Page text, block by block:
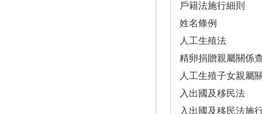
戶籍法施行細則
姓名條例
人工生殖法
精卵捐贈親屬關係
人工生殖子女親屬
入出國及移民法
入出國及移民法施